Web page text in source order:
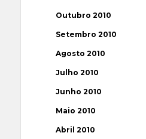
Outubro 2010
Setembro 2010
Agosto 2010
Julho 2010
Junho 2010
Maio 2010
Abril 2010